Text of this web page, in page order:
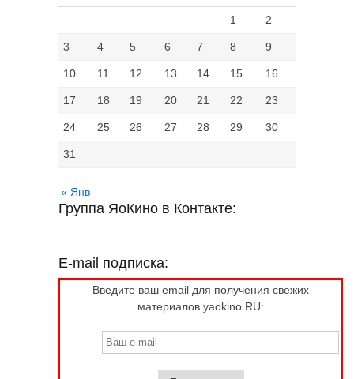
1 2
3 4 5 6 7 8 9
10 11 12 13 14 15 16
17 18 19 20 21 22 23
24 25 26 27 28 29 30
31
« Янв
Группа ЯоКино в Контакте:
E-mail подписка:
Введите ваш email для получения свежих
материалов yaokino.RU: